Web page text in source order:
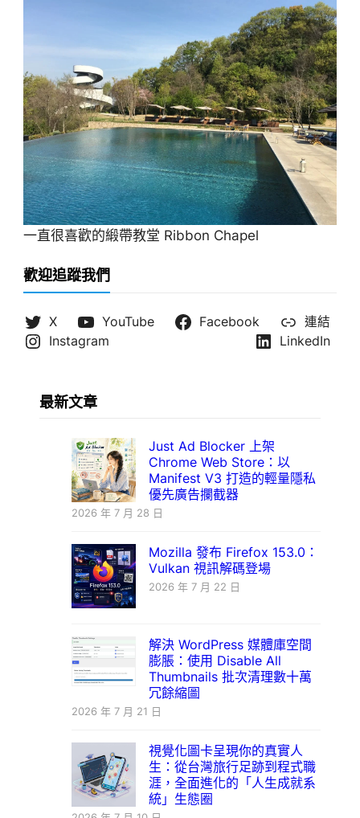
一直很喜歡的緞帶教堂 Ribbon Chapel
歡迎追蹤我們
X YouTube Facebook
連結
Instagram
LinkedIn
最新文章
Just Ad Blocker 上架
Chrome Web Store：以
Manifest V3 打造的輕量隱私
優先廣告攔截器
2026 年 7 月 28 日
Mozilla 發布 Firefox 153.0：
Vulkan 視訊解碼登場
2026 年 7 月 22 日
解決 WordPress 媒體庫空間
膨脹：使用 Disable All
Thumbnails 批次清理數十萬
冗餘縮圖
2026 年 7 月 21 日
視覺化圖卡呈現你的真實人
生：從台灣旅行足跡到程式職
涯，全面進化的「人生成就系
統」生態圈